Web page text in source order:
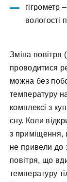
гігрометр
вологості
Зміна повітря
проводитися
можна без
температуру
комплексі з
сну. Коли
з приміщення,
не привели до
повітря, що
температуру